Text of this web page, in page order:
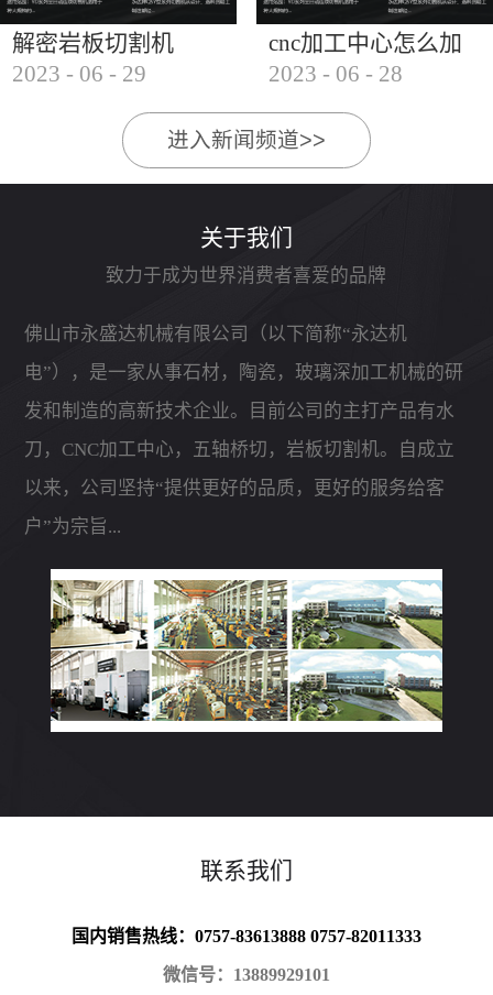
解密岩板切割机
2023 - 06 - 29
cnc加工中心怎么加
工石材
2023 - 06 - 28
进入新闻频道>>
关于我们
致力于成为世界消费者喜爱的品牌
佛山市永盛达机械有限公司（以下简称“永达机
电”），是一家从事石材，陶瓷，玻璃深加工机械的研
发和制造的高新技术企业。目前公司的主打产品有水
刀，CNC加工中心，五轴桥切，岩板切割机。自成立
以来，公司坚持“提供更好的品质，更好的服务给客
户”为宗旨...
联系我们
国内销售热线：0757-83613888 0757-82011333
微信号：13889929101